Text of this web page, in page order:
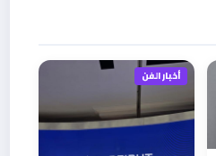
أخبار الفن